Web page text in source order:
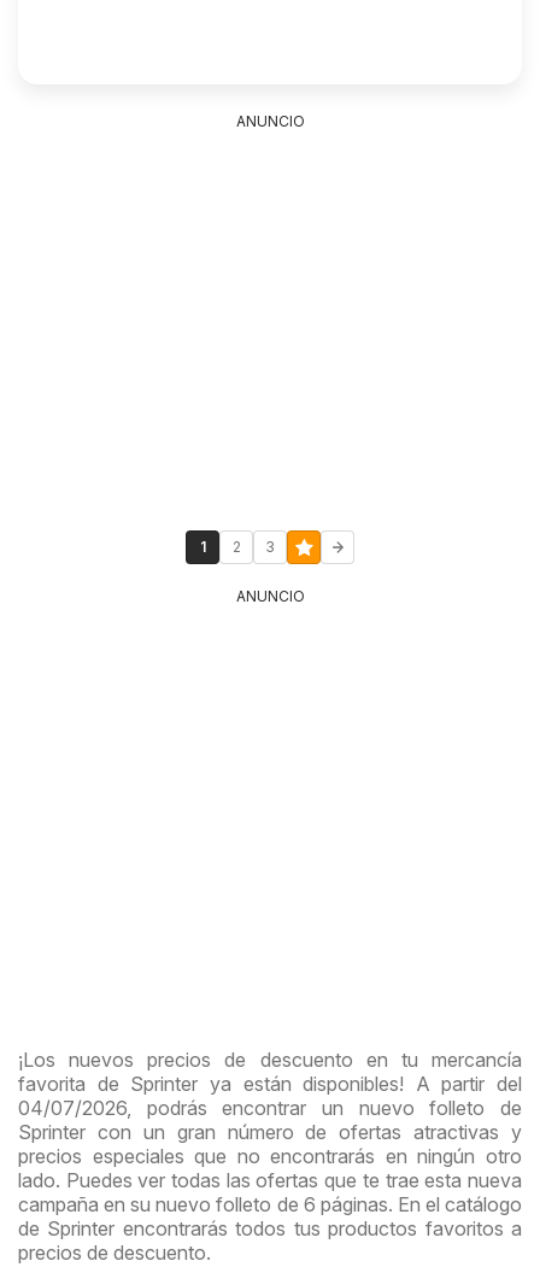
ANUNCIO
1 2 3
ANUNCIO
¡Los nuevos precios de descuento en tu mercancía
favorita de Sprinter ya están disponibles! A partir del
04/07/2026, podrás encontrar un nuevo folleto de
Sprinter con un gran número de ofertas atractivas y
precios especiales que no encontrarás en ningún otro
lado. Puedes ver todas las ofertas que te trae esta nueva
campaña en su nuevo folleto de 6 páginas. En el catálogo
de Sprinter encontrarás todos tus productos favoritos a
precios de descuento.